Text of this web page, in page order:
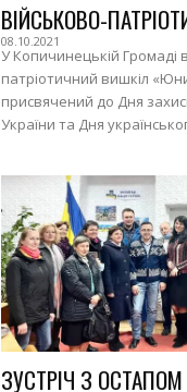
ВІЙСЬКОВО-
08.10.2021
У Копичинецькій Громаді
патріотичний вишкіл
присвячений до Дня
України та Дня
ЗУСТРІЧ З